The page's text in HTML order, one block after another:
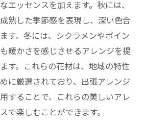
エッセンスを加えます。秋には、
熟した季節感を表現し、深い色合
す。冬には、シクラメンやポイン
暖かさを感じさせるアレンジを提
す。これらの花材は、地域の特性
に厳選されており、出張アレンジ
することで、これらの美しいアレ
で楽しむことができます。